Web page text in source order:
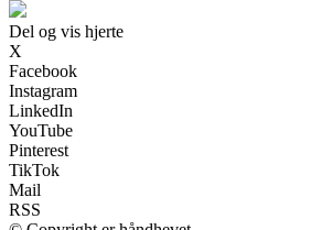
Del og vis hjerte
X
Facebook
Instagram
LinkedIn
YouTube
Pinterest
TikTok
Mail
RSS